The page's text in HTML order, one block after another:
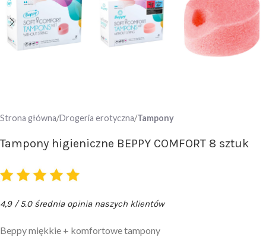
Strona główna Drogeria erotyczna Tampony
Tampony higieniczne BEPPY COMFORT 8 sztuk
4,9 / 5.0 średnia opinia naszych klientów
Beppy miękkie + komfortowe tampony